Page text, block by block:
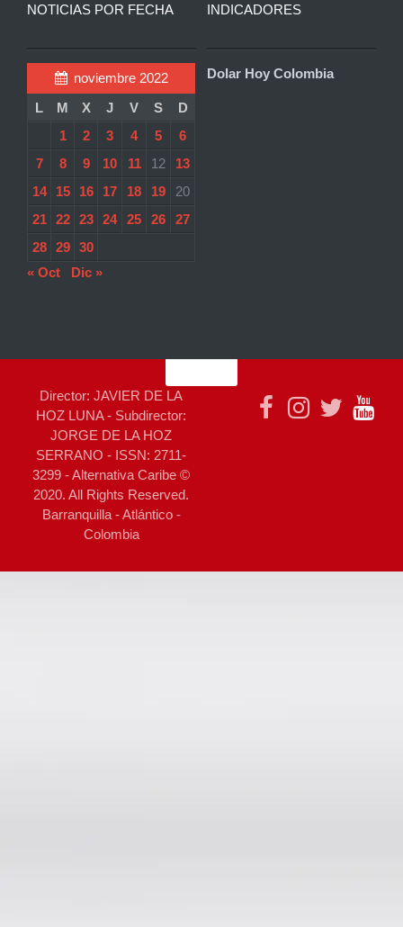
NOTICIAS POR FECHA
noviembre 2022
L
M X J V S
D
1
2 3 4 5
6
7
8 9 10 11 12
13
14
15 16 17 18 19
20
21
22 23 24 25 26
27
28
29
30
« Oct
Dic »
INDICADORES
Dolar Hoy Colombia
Director: JAVIER DE LA
HOZ LUNA - Subdirector:
JORGE DE LA HOZ
SERRANO - ISSN: 2711-
3299 - Alternativa Caribe ©
2020. All Rights Reserved.
Barranquilla - Atlántico -
Colombia